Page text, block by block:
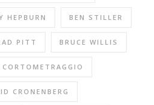
HEPBURN BEN STILLER
PITT BRUCE WILLIS
CORTOMETRAGGIO
CRONENBERG